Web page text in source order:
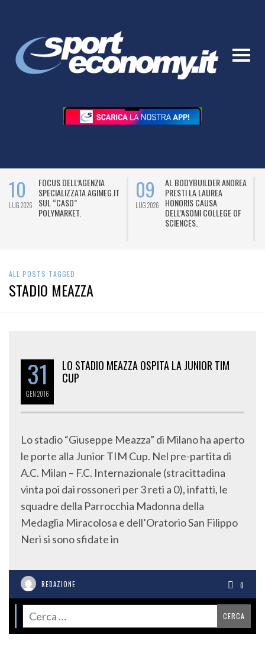
10
LUG 2026
FOCUS DELL’AGENZIA
SPECIALIZZATA AGIMEG.IT
SUL “CASO”
POLYMARKET.
09
LUG 2026
AL BODYBUILDER ANDREA
PRESTI LA LAUREA
HONORIS CAUSA
DELL’ASOMI COLLEGE OF
SCIENCES.
ALL POSTS TAGGED
STADIO MEAZZA
31
GEN2016
LO STADIO MEAZZA OSPITA LA JUNIOR TIM
CUP
Lo stadio “Giuseppe Meazza” di Milano ha aperto
le porte alla Junior TIM Cup. Nel pre-partita di
A.C. Milan – F.C. Internazionale (stracittadina
vinta poi dai rossoneri per 3 reti a 0), infatti, le
squadre della Parrocchia Madonna della
Medaglia Miracolosa e dell’Oratorio San Filippo
Neri si sono sfidate in
REDAZIONE 0